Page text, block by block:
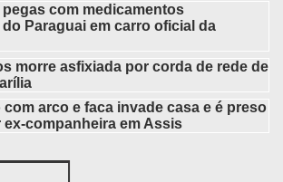
com medicamentos
Paraguai em carro oficial da
morre asfixiada por corda de rede de
com arco e faca invade casa e é preso
ex-companheira em Assis